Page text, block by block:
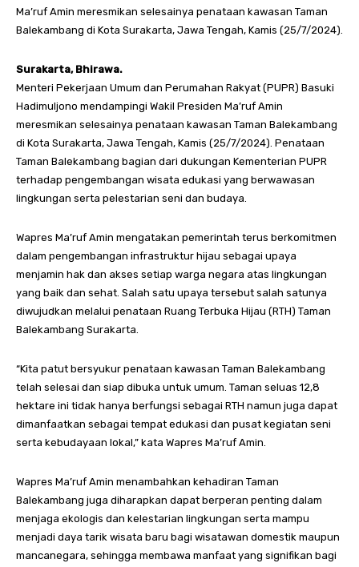
Ma’ruf Amin meresmikan selesainya penataan kawasan Taman
Balekambang di Kota Surakarta, Jawa Tengah, Kamis (25/7/2024).
Surakarta, Bhirawa.
Menteri Pekerjaan Umum dan Perumahan Rakyat (PUPR) Basuki
Hadimuljono mendampingi Wakil Presiden Ma’ruf Amin
meresmikan selesainya penataan kawasan Taman Balekambang
di Kota Surakarta, Jawa Tengah, Kamis (25/7/2024). Penataan
Taman Balekambang bagian dari dukungan Kementerian PUPR
terhadap pengembangan wisata edukasi yang berwawasan
lingkungan serta pelestarian seni dan budaya.
Wapres Ma’ruf Amin mengatakan pemerintah terus berkomitmen
dalam pengembangan infrastruktur hijau sebagai upaya
menjamin hak dan akses setiap warga negara atas lingkungan
yang baik dan sehat. Salah satu upaya tersebut salah satunya
diwujudkan melalui penataan Ruang Terbuka Hijau (RTH) Taman
Balekambang Surakarta.
“Kita patut bersyukur penataan kawasan Taman Balekambang
telah selesai dan siap dibuka untuk umum. Taman seluas 12,8
hektare ini tidak hanya berfungsi sebagai RTH namun juga dapat
dimanfaatkan sebagai tempat edukasi dan pusat kegiatan seni
serta kebudayaan lokal,” kata Wapres Ma’ruf Amin.
Wapres Ma’ruf Amin menambahkan kehadiran Taman
Balekambang juga diharapkan dapat berperan penting dalam
menjaga ekologis dan kelestarian lingkungan serta mampu
menjadi daya tarik wisata baru bagi wisatawan domestik maupun
mancanegara, sehingga membawa manfaat yang signifikan bagi